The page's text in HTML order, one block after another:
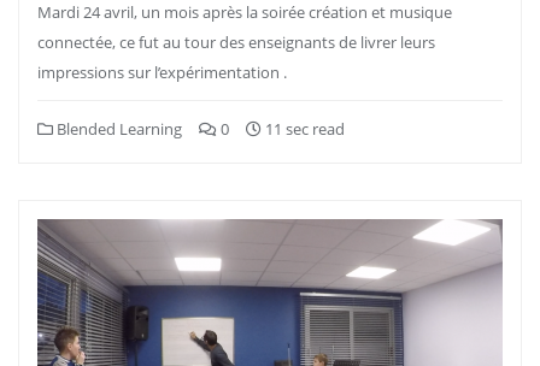
Mardi 24 avril, un mois après la soirée création et musique
connectée, ce fut au tour des enseignants de livrer leurs
impressions sur l’expérimentation .
Blended Learning 0 11 sec read